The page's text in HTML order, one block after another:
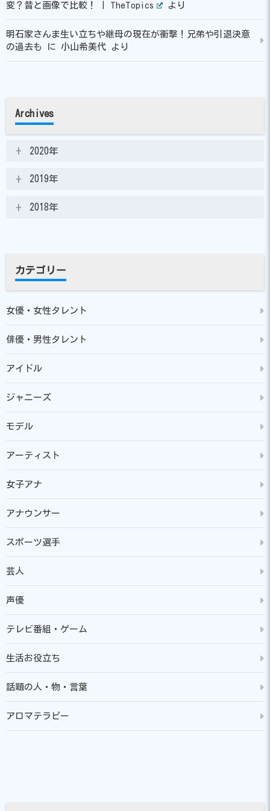
変？昔と画像で比較！ | TheTopics より
明石家さんま生い立ちや継母の現在が衝撃！兄弟や引退決意
の過去も
に 小山希美代 より
Archives
2020年
2019年
2018年
カテゴリー
女優・女性タレント
俳優・男性タレント
アイドル
ジャニーズ
モデル
アーティスト
女子アナ
アナウンサー
スポーツ選手
芸人
声優
テレビ番組・ゲーム
生活お役立ち
話題の人・物・言葉
アロマテラピー